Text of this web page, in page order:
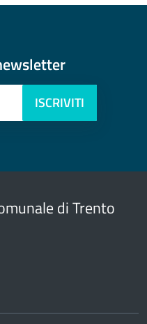
ISCRIVITI
di Trento